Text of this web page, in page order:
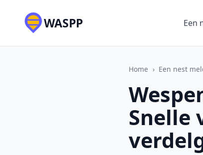
WASPP Een
Home › Een nest
Snelle